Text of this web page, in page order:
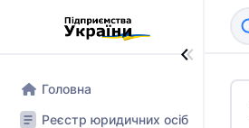
Головна
Реєстр юридичних осіб